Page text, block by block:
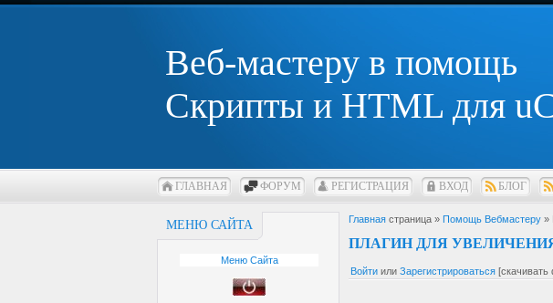
Веб-мастеру в помощь
Скрипты и HTML для
ГЛАВНАЯ ФОРУМ РЕГИСТРАЦИЯ ВХОД БЛОГ
МЕНЮ САЙТА
Меню Сайта
Главная страница » Помощь Вебмастеру »
ПЛАГИН ДЛЯ
Войти или Зарегистрироваться [скачивать